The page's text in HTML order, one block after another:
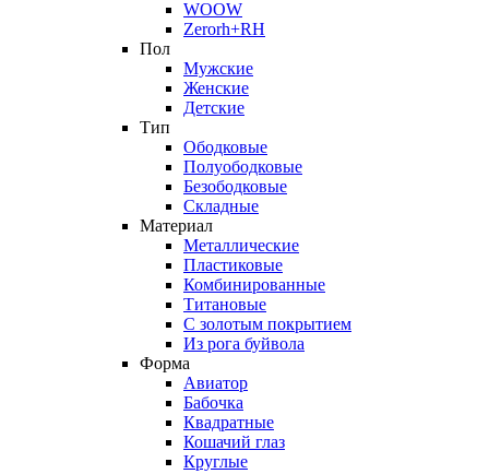
WOOW
Zerorh+RH
Пол
Мужские
Женские
Детские
Тип
Ободковые
Полуободковые
Безободковые
Складные
Материал
Металлические
Пластиковые
Комбинированные
Титановые
С золотым покрытием
Из рога буйвола
Форма
Авиатор
Бабочка
Квадратные
Кошачий глаз
Круглые